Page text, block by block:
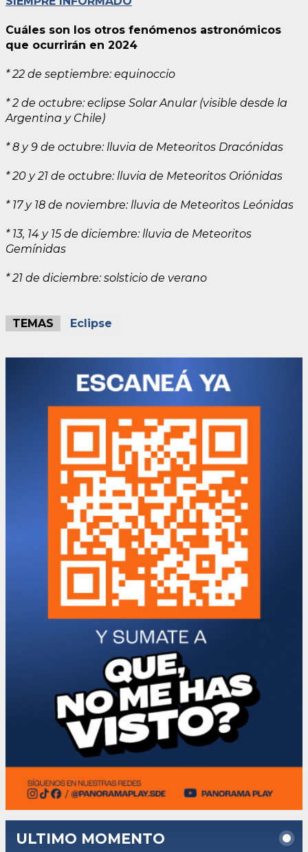
Cuáles son los otros fenómenos astronómicos
que ocurrirán en 2024
* 22 de septiembre: equinoccio
* 2 de octubre: eclipse Solar Anular (visible desde la
Argentina y Chile)
* 8 y 9 de octubre: lluvia de Meteoritos Dracónidas
* 20 y 21 de octubre: lluvia de Meteoritos Oriónidas
* 17 y 18 de noviembre: lluvia de Meteoritos Leónidas
* 13, 14 y 15 de diciembre: lluvia de Meteoritos
Gemínidas
* 21 de diciembre: solsticio de verano
TEMAS Eclipse
ULTIMO MOMENTO